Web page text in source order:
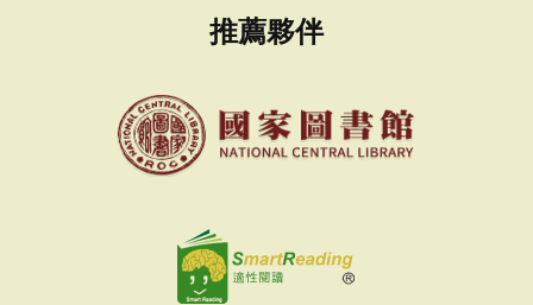
推薦夥伴